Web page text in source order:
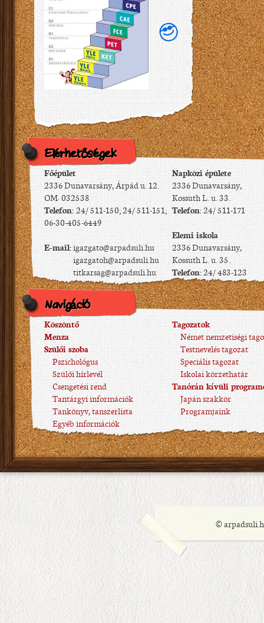
Elérhetőségek
Főépület
2336 Dunavarsány, Árpád u. 12.
OM: 032538
Telefon: 24/ 511-150; 24/ 511-151;
06-30-405-6449
E-mail:igazgato@arpadsuli.hu
igazgatoh@arpadsuli.hu
titkarsag@arpadsuli.hu
Napközi épülete
2336 Dunavarsány,
Kossuth L. u. 33.
Telefon:24/ 511-171
Elemi iskola
2336 Dunavarsány,
Kossuth L. u. 35.
Telefon:24/ 483-123
Navigáció
Köszöntő
Menza
Szülői szoba
Pszichológus
Szülői hírlevél
Csengetési rend
Tantárgyi információk
Tankönyv, tanszerlista
Egyéb információk
Tagozatok
Német nemzetiségi
Testnevelés tagozat
Speciális tagozat
Iskolai körzethatár
Tanórán kívüli
Japán szakkör
Programjaink
©